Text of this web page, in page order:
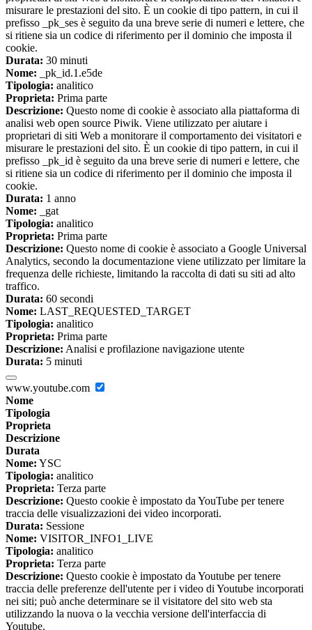
misurare le prestazioni del sito. È un cookie di tipo pattern, in cui il
prefisso _pk_ses è seguito da una breve serie di numeri e lettere, che
si ritiene sia un codice di riferimento per il dominio che imposta il
cookie.
Durata: 30 minuti
Nome: _pk_id.1.e5de
Tipologia: analitico
Proprieta: Prima parte
Descrizione: Questo nome di cookie è associato alla piattaforma di
analisi web open source Piwik. Viene utilizzato per aiutare i
proprietari di siti Web a monitorare il comportamento dei visitatori e
misurare le prestazioni del sito. È un cookie di tipo pattern, in cui il
prefisso _pk_id è seguito da una breve serie di numeri e lettere, che
si ritiene sia un codice di riferimento per il dominio che imposta il
cookie.
Durata: 1 anno
Nome: _gat
Tipologia: analitico
Proprieta: Prima parte
Descrizione: Questo nome di cookie è associato a Google Universal
Analytics, secondo la documentazione viene utilizzato per limitare la
frequenza delle richieste, limitando la raccolta di dati su siti ad alto
traffico.
Durata: 60 secondi
Nome: LAST_REQUESTED_TARGET
Tipologia: analitico
Proprieta: Prima parte
Descrizione: Analisi e profilazione navigazione utente
Durata: 5 minuti
www.youtube.com
Nome
Tipologia
Proprieta
Descrizione
Durata
Nome: YSC
Tipologia: analitico
Proprieta: Terza parte
Descrizione: Questo cookie è impostato da YouTube per tenere
traccia delle visualizzazioni dei video incorporati.
Durata: Sessione
Nome: VISITOR_INFO1_LIVE
Tipologia: analitico
Proprieta: Terza parte
Descrizione: Questo cookie è impostato da Youtube per tenere
traccia delle preferenze dell'utente per i video di Youtube incorporati
nei siti; può anche determinare se il visitatore del sito web sta
utilizzando la nuova o la vecchia versione dell'interfaccia di
Youtube.